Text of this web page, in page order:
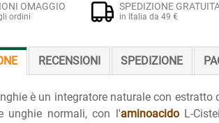
OMAGGIO
ordini
SPEDIZIONE
in Italia da 49 €
RECENSIONI SPEDIZIONE
è un integratore naturale con estratto
unghie normali, con l'aminoacidoL-